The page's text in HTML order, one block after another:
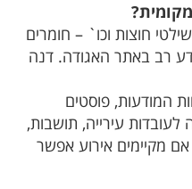
חוצות וכו` – חומרים
רב באתר האגודה. דנה
המודעות, פוסטים
עירייה, תושבות,
מקיימים אירוע אפשר